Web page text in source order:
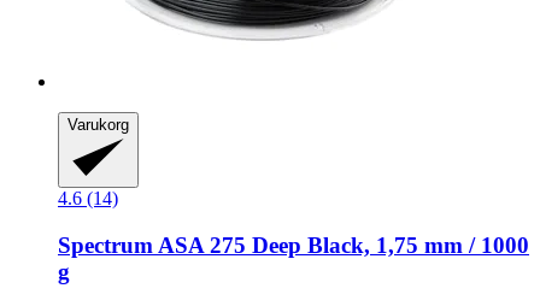
Varukorg
4.6 (14)
Spectrum ASA 275 Deep Black, 1,75 mm / 1000
g